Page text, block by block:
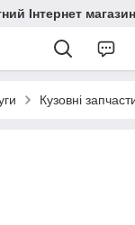
Інтернет
Кузовні